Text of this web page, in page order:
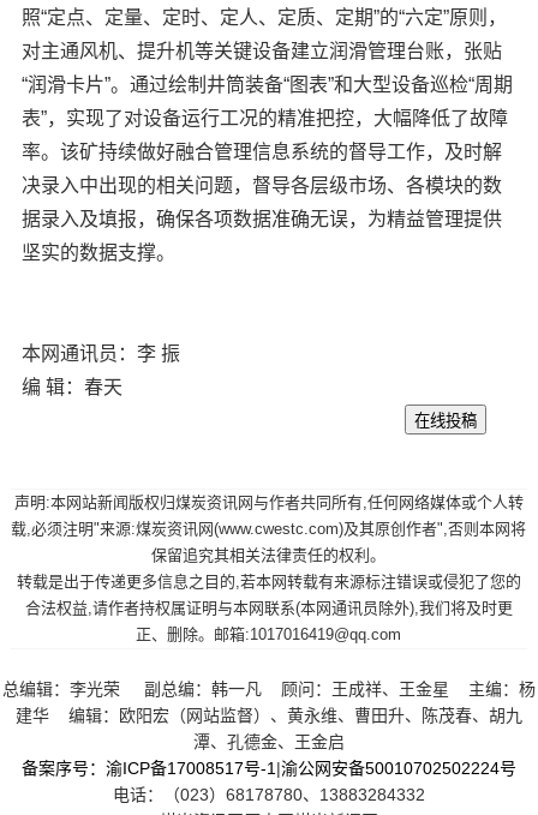
照“定点、定量、定时、定人、定质、定期”的“六定”原则，
对主通风机、提升机等关键设备建立润滑管理台账，张贴
“润滑卡片”。通过绘制井筒装备“图表”和大型设备巡检“周期
表”，实现了对设备运行工况的精准把控，大幅降低了故障
率。该矿持续做好融合管理信息系统的督导工作，及时解
决录入中出现的相关问题，督导各层级市场、各模块的数
据录入及填报，确保各项数据准确无误，为精益管理提供
坚实的数据支撑。
本网通讯员：李 振
编 辑：春天
声明:本网站新闻版权归煤炭资讯网与作者共同所有,任何网络媒体或个人转
载,必须注明"来源:煤炭资讯网(www.cwestc.com)及其原创作者",否则本网将
保留追究其相关法律责任的权利。
转载是出于传递更多信息之目的,若本网转载有来源标注错误或侵犯了您的
合法权益,请作者持权属证明与本网联系(本网通讯员除外),我们将及时更
正、删除。邮箱:1017016419@qq.com
总编辑：李光荣 副总编：韩一凡 顾问：王成祥、王金星 主编：杨
建华 编辑：欧阳宏（网站监督）、黄永维、曹田升、陈茂春、胡九
潭、孔德金、王金启
备案序号：渝ICP备17008517号-1 |渝公网安备50010702502224号
电话：（023）68178780、13883284332